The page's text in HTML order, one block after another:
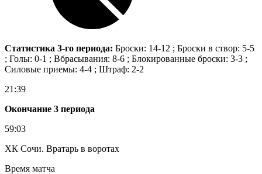
Статистика 3-го периода: Броски: 14-12 ; Броски в створ: 5-5
; Голы: 0-1 ; Вбрасывания: 8-6 ; Блокированные броски: 3-3 ;
Силовые приемы: 4-4 ; Штраф: 2-2
21:39
Окончание 3 периода
59:03
ХК Сочи. Вратарь в воротах
Время матча